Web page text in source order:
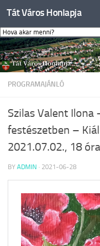
Skip to content
Tát Város Honlapja
PROGRAMAJÁNLÓ
Szilas Valent Ilona
festészetben –
2021.07.02., 18 óra
BY ADMIN · 2021-06-28